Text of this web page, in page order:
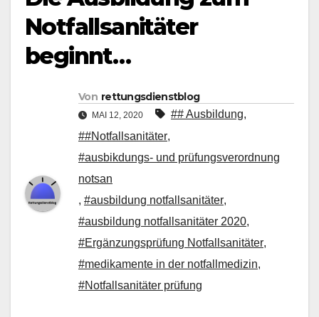
Notfallsanitäter
beginnt…
Von rettungsdienstblog
MAI 12, 2020 ## Ausbildung,
##Notfallsanitäter,
#ausbikdungs- und prüfungsverordnung
notsan
, #ausbildung notfallsanitäter,
#ausbildung notfallsanitäter 2020,
#Ergänzungsprüfung Notfallsanitäter,
#medikamente in der notfallmedizin,
#Notfallsanitäter prüfung